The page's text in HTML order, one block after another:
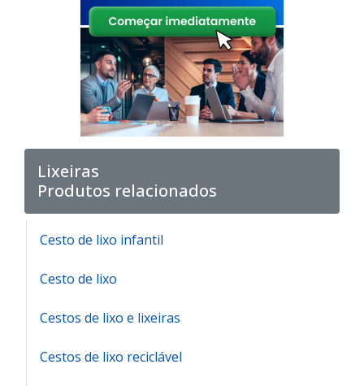
Lixeiras
Produtos relacionados
Cesto de lixo infantil
Cesto de lixo
Cestos de lixo e lixeiras
Cestos de lixo reciclável